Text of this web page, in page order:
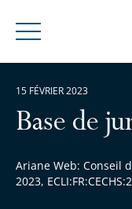
Menu
Base de
Ariane Web: Conseil
2023,
15 FÉVRIER 2023